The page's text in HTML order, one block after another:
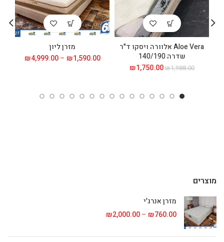
Aloe Vera אלוורה ויסקו ד"ר
שדרה 140/190
₪1,988.00
המחיר המקורי
₪1,750.00
מזרן ליון
₪1,590.00
–
₪4,999.00
מוצרים
מזרן אנרג'י
₪760.00
–
₪2,000.00